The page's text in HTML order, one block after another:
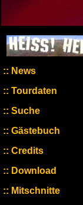
News
Tourdaten
Suche
Gästebuch
Credits
Download
Mitschnitte